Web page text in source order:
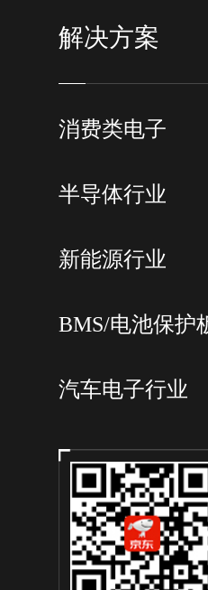
解决方案
消费类电子
半导体行业
新能源行业
BMS/电池保护
汽车电子行业